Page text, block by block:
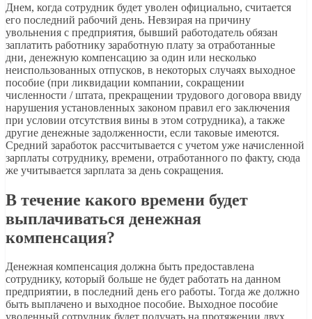
Днем, когда сотрудник будет уволен официально, считается
его последний рабочий день. Невзирая на причину
увольнения с предприятия, бывший работодатель обязан
заплатить работнику заработную плату за отработанные
дни, денежную компенсацию за один или несколько
неиспользованных отпусков, в некоторых случаях выходное
пособие (при ликвидации компании, сокращении
численности / штата, прекращении трудового договора ввиду
нарушения установленных законом правил его заключения
при условии отсутствия вины в этом сотрудника), а также
другие денежные задолженности, если таковые имеются.
Средний заработок рассчитывается с учетом уже начисленной
зарплаты сотруднику, времени, отработанного по факту, сюда
же учитывается зарплата за день сокращения.
В течение какого времени будет
выплачиваться денежная
компенсация?
Денежная компенсация должна быть предоставлена
сотруднику, который больше не будет работать на данном
предприятии, в последний день его работы. Тогда же должно
быть выплачено и выходное пособие. Выходное пособие